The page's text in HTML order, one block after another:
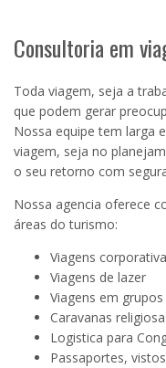
Consultoria em
Toda viagem, seja a
que podem gerar
Nossa equipe tem larga
viagem, seja no
o seu retorno com
Nossa agencia oferece
áreas do turismo:
Viagens
Viagens de lazer
Viagens em grupos
Caravanas
Logistica para
Passaportes,